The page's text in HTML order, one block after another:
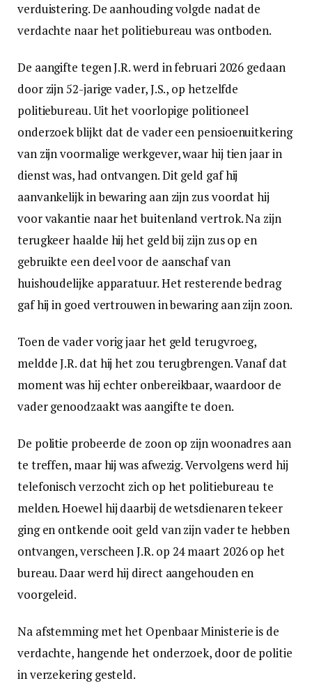
verduistering. De aanhouding volgde nadat de
verdachte naar het politiebureau was ontboden.
De aangifte tegen J.R. werd in februari 2026 gedaan
door zijn 52-jarige vader, J.S., op hetzelfde
politiebureau. Uit het voorlopige politioneel
onderzoek blijkt dat de vader een pensioenuitkering
van zijn voormalige werkgever, waar hij tien jaar in
dienst was, had ontvangen. Dit geld gaf hij
aanvankelijk in bewaring aan zijn zus voordat hij
voor vakantie naar het buitenland vertrok. Na zijn
terugkeer haalde hij het geld bij zijn zus op en
gebruikte een deel voor de aanschaf van
huishoudelijke apparatuur. Het resterende bedrag
gaf hij in goed vertrouwen in bewaring aan zijn zoon.
Toen de vader vorig jaar het geld terugvroeg,
meldde J.R. dat hij het zou terugbrengen. Vanaf dat
moment was hij echter onbereikbaar, waardoor de
vader genoodzaakt was aangifte te doen.
De politie probeerde de zoon op zijn woonadres aan
te treffen, maar hij was afwezig. Vervolgens werd hij
telefonisch verzocht zich op het politiebureau te
melden. Hoewel hij daarbij de wetsdienaren tekeer
ging en ontkende ooit geld van zijn vader te hebben
ontvangen, verscheen J.R. op 24 maart 2026 op het
bureau. Daar werd hij direct aangehouden en
voorgeleid.
Na afstemming met het Openbaar Ministerie is de
verdachte, hangende het onderzoek, door de politie
in verzekering gesteld.